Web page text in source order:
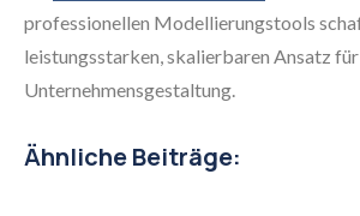
professionellen Modellierungstools
leistungsstarken, skalierbaren Ansatz
Unternehmensgestaltung.
Ähnliche Beiträge: